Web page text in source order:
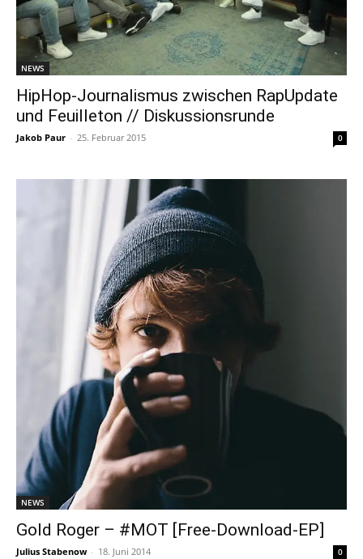
NEWS
HipHop-Journalismus zwischen RapUpdate
und Feuilleton // Diskussionsrunde
Jakob Paur - 25. Februar 2015 0
NEWS
Gold Roger – #MOT [Free-Download-EP]
Julius Stabenow - 18. Juni 2014 0